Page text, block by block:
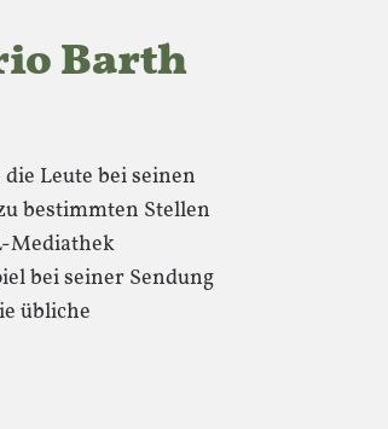
Barth
Leute bei seinen
bestimmten Stellen
Mediathek
bei seiner Sendung
übliche